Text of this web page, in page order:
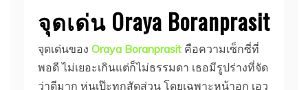
จุดเด่น Oraya Boranprasit
จุดเด่นของ Oraya Boranprasit คือความเซ็กซี่ที่
พอดี ไม่เยอะเกินแต่ก็ไม่ธรรมดา เธอมีรูปร่างที่จัด
ว่าดีมาก หุ่นเป๊ะทุกสัดส่วน โดยเฉพาะหน้าอก เอว